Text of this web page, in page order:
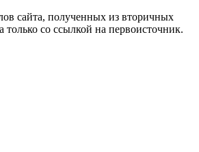
сайта, полученных из вторичных
только со ссылкой на первоисточник.